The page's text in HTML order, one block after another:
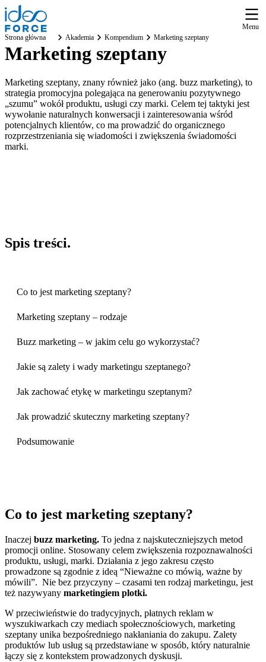
Menu
Strona główna
Akademia Kompendium Marketing szeptany
Marketing szeptany
Marketing szeptany, znany również jako (ang. buzz marketing), to
strategia promocyjna polegająca na generowaniu pozytywnego
„szumu” wokół produktu, usługi czy marki. Celem tej taktyki jest
wywołanie naturalnych konwersacji i zainteresowania wśród
potencjalnych klientów, co ma prowadzić do organicznego
rozprzestrzeniania się wiadomości i zwiększenia świadomości
marki.
Spis treści.
Co to jest marketing szeptany?
Marketing szeptany – rodzaje
Buzz marketing – w jakim celu go wykorzystać?
Jakie są zalety i wady marketingu szeptanego?
Jak zachować etykę w marketingu szeptanym?
Jak prowadzić skuteczny marketing szeptany?
Podsumowanie
Co to jest marketing szeptany?
Inaczej buzz marketing. To jedna z najskuteczniejszych metod
promocji online. Stosowany celem zwiększenia rozpoznawalności
produktu, usługi, marki. Działania z jego zakresu często
prowadzone są zgodnie z ideą “Nieważne co mówią, ważne by
mówili”. Nie bez przyczyny – czasami ten rodzaj marketingu, jest
też nazywyany marketingiem plotki.
W przeciwieństwie do tradycyjnych, płatnych reklam w
wyszukiwarkach czy mediach społecznościowych, marketing
szeptany unika bezpośredniego nakłaniania do zakupu. Zalety
produktów lub usług są przedstawiane w sposób, który naturalnie
łączy się z kontekstem prowadzonych dyskusji.